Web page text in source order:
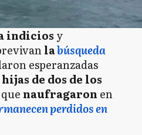
indicios y
labúsqueda
esperanzadas
hijas de dos de los
que naufragaron en
perdidos en